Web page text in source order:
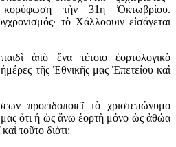
τὴν 31η Ὀκτωβρίου.
τὸ Χάλλοουιν εἰσάγεται
ἀπὸ ἕνα τέτοιο ἑορτολογικὸ
τῆς Ἐθνικῆς μας Ἐπετείου καὶ
προειδοποιεῖ τὸ χριστεπώνυμο
ὅτι ἡ ὡς ἄνω ἑορτὴ μόνο ὡς ἀθώα
τοῦτο διότι: